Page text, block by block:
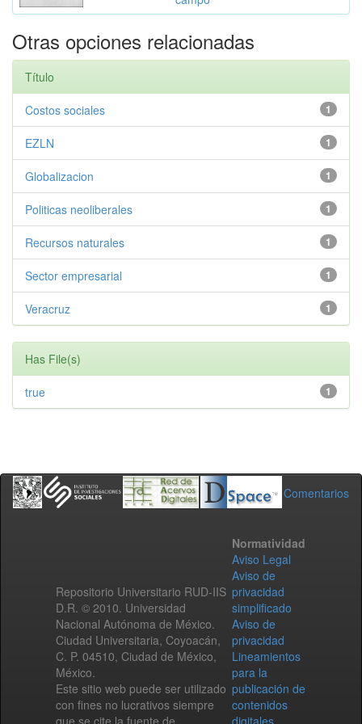
Otras opciones relacionadas
Título
1
Costos sociales
1
EZLN
1
Globalizacion
1
Politicas neoliberales
1
Recursos naturales
1
Sector empresarial
1
Veracruz
Has File(s)
1
true
Comentarios
Repositorio Universitario RUD-IIS
D.R. © 2010. Universidad
Nacional Autónoma de México.
Ciudad Universitaria, Coyoacán,
C. P. 04510, Ciudad de México,
México.
Este sitio web puede ser utilizado
con fines no lucrativos siempre
que se cite la fuente de
Normatividad
Aviso Legal
Aviso de
privacidad
simplificado
Aviso de
privacidad
Lineamientos
para la
publicación de
contenidos
digitales